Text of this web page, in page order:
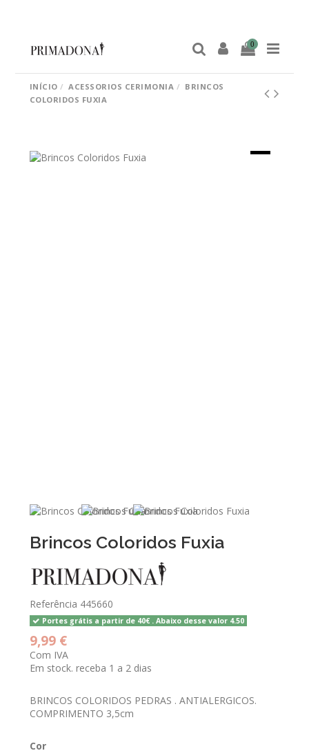
0
INÍCIO ACESSORIOS CERIMONIA
BRINCOS
COLORIDOS FUXIA
Brincos Coloridos Fuxia
Referência 445660
Portes grátis a partir de 40€ . Abaixo desse valor 4.50
9,99 €
Com IVA
Em stock. receba 1 a 2 dias
BRINCOS COLORIDOS PEDRAS . ANTIALERGICOS.
COMPRIMENTO 3,5cm
Cor